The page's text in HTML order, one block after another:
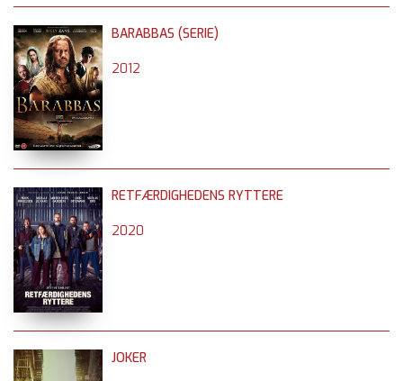
BARABBAS (SERIE)
2012
RETFÆRDIGHEDENS RYTTERE
2020
JOKER